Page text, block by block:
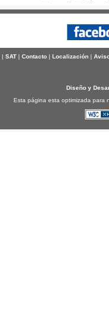
| SAT| Contacto| Localización|
Diseño y
Esta página esta optimizada para